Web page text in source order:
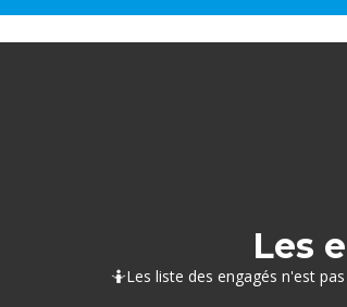
Les
🤷Les liste des engagés n'est